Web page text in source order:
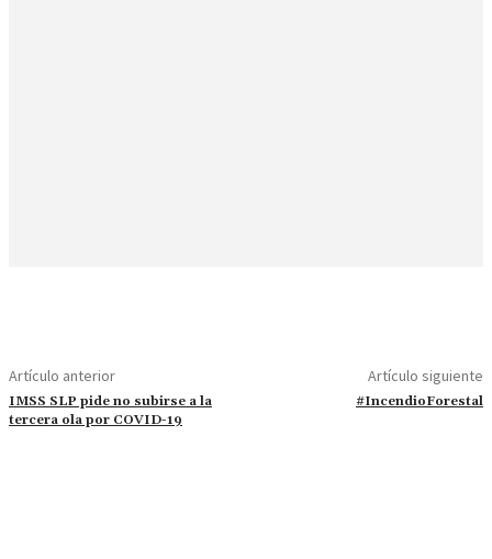
Artículo anterior
IMSS SLP pide no subirse a la
tercera ola por COVID-19
Artículo siguiente
#IncendioForestal